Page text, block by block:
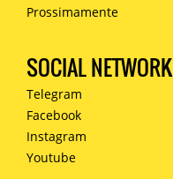
Prossimamente
SOCIAL NETWORK
Telegram
Facebook
Instagram
Youtube